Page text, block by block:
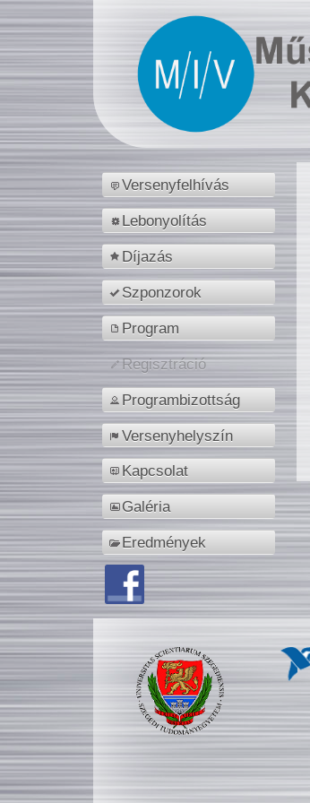
Versenyfelhívás
Lebonyolítás
Díjazás
Szponzorok
Program
Regisztráció
Programbizottság
Versenyhelyszín
Kapcsolat
Galéria
Eredmények